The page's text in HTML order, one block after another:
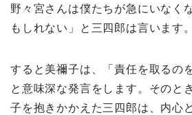
野々宮さんは僕たちが急にいなく
もしれない」と三四郎は言います。
すると美禰子は、「責任を取るの
と意味深な発言をします。そのと
子を抱きかかえた三四郎は、内心